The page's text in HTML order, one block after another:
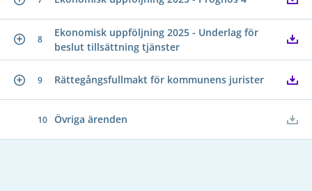
8
Ekonomisk uppföljning 2025 - Underlag för
beslut tillsättning tjänster
9 Rättegångsfullmakt för kommunens jurister
10 Övriga ärenden